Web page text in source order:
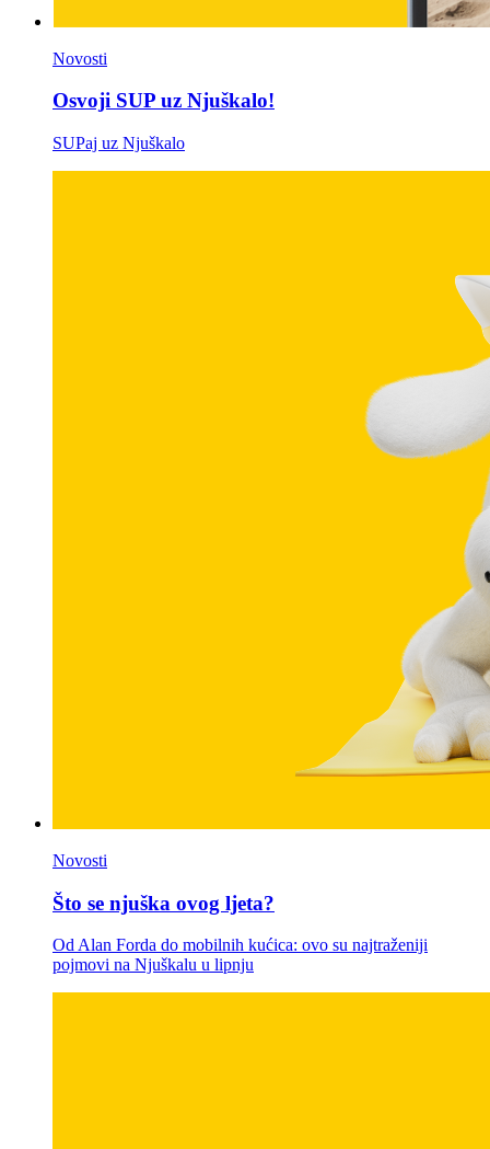
Novosti
Osvoji SUP uz Njuškalo!
SUPaj uz Njuškalo
Novosti
Što se njuška ovog ljeta?
Od Alan Forda do mobilnih kućica: ovo su najtraženiji
pojmovi na Njuškalu u lipnju